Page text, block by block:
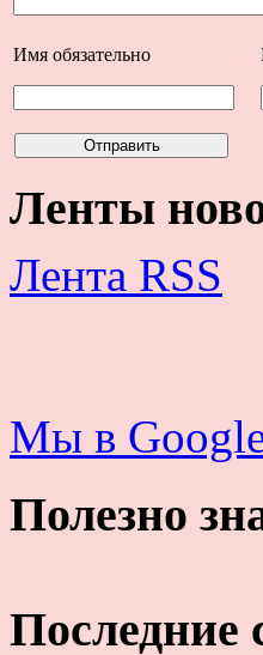
Имя обязательно
Ленты
Лента RSS
Мы в
Полезно
Последние